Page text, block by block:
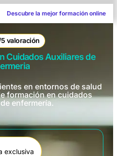
Descubre la mejor formación online
valoración
Cuidados Auxiliares de
en entornos de salud
formación en cuidados
enfermería.
exclusiva